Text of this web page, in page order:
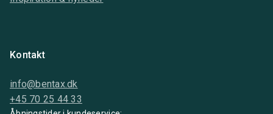
Kontakt
info@bentax.dk
+45 70 25 44 33